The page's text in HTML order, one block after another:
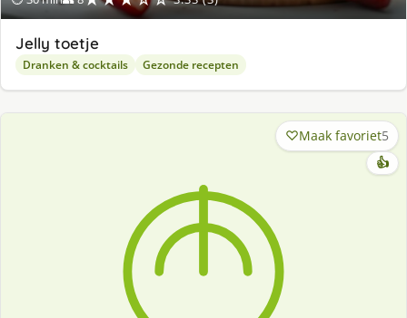
Jelly toetje
Dranken & cocktails Gezonde recepten
Maak favoriet5
👍